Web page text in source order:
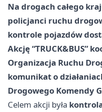
Na drogach całego
policjanci ruchu
kontrole pojazdów
Akcję “TRUCK&BUS”
Organizacja Ruchu
komunikat o
Drogowego Komendy
Celem akcji była